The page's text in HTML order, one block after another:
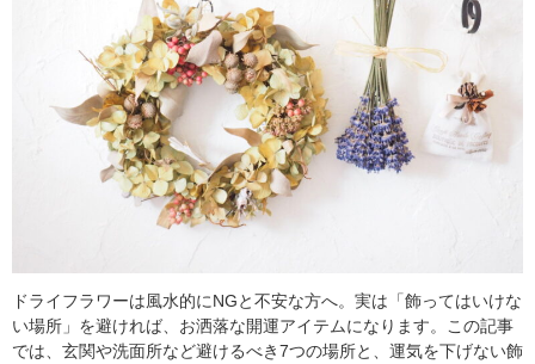
趣味
食材辞典
おすすめ
ドライフラワーは風水的にNGと不安な方へ。実は「飾ってはいけな
い場所」を避ければ、お洒落な開運アイテムになります。この記事
では、玄関や洗面所など避けるべき7つの場所と、運気を下げない飾